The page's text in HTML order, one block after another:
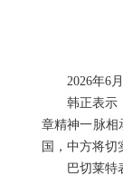
2026年6
韩正表示
章精神一脉相
国，中方将
巴切莱特